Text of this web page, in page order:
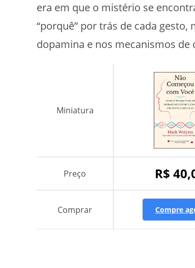
era em que o mistério se
“porquê” por trás de cada
dopamina e nos mecanismos de
Miniatura
Preço R$
Comprar Compre